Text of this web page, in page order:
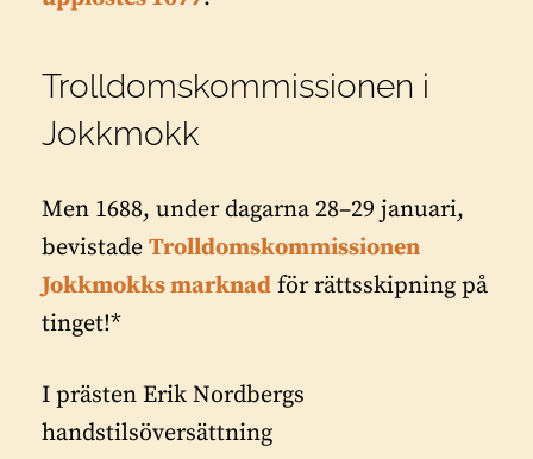
Trolldomskommissionen i
Jokkmokk
Men 1688, under dagarna 28–29 januari,
bevistade Trolldomskommissionen
Jokkmokks marknad för rättsskipning på
tinget!*
I prästen Erik Nordbergs
handstilsöversättning